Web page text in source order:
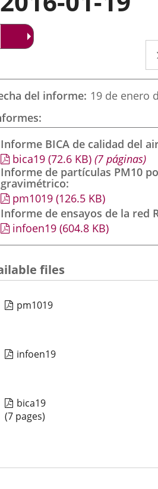
del informe 19 de enero
Informe BICA de calidad del
bica19 (72.6 KB) (7 páginas)
Informe de partículas PM10
gravimétrico
pm1019 (126.5 KB)
Informe de ensayos de la red
infoen19 (604.8 KB)
files
pm1019
infoen19
bica19
(7 pages)